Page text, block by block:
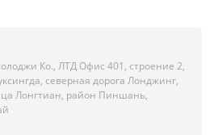
Ко., ЛТД Офис 401, строение 2,
северная дорога Лонджинг,
Лонгтиан, район Пиншань,